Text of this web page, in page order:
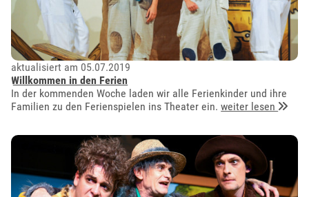
aktualisiert am 05.07.2019
Willkommen in den Ferien
In der kommenden Woche laden wir alle Ferienkinder und ihre
Familien zu den Ferienspielen ins Theater ein.weiter lesen